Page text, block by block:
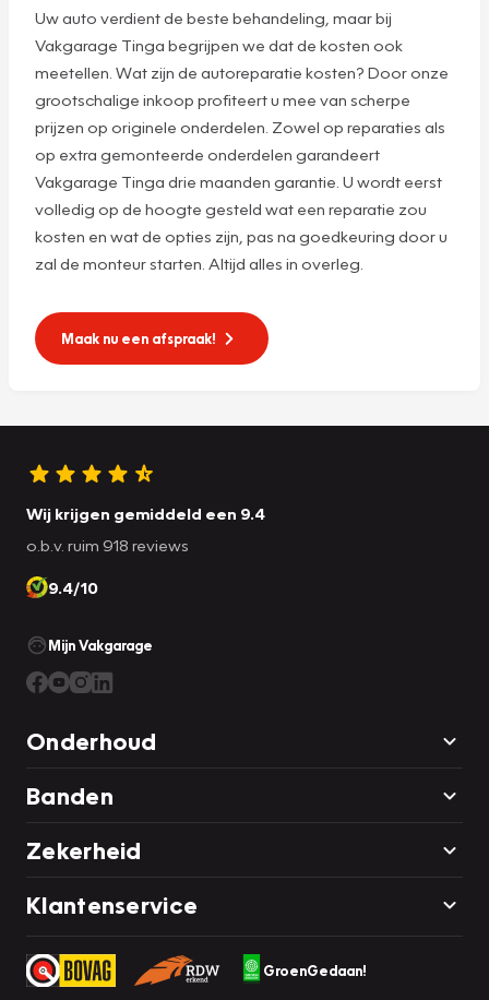
Uw auto verdient de beste behandeling, maar bij
Vakgarage Tinga begrijpen we dat de kosten ook
meetellen. Wat zijn de autoreparatie kosten? Door onze
grootschalige inkoop profiteert u mee van scherpe
prijzen op originele onderdelen. Zowel op reparaties als
op extra gemonteerde onderdelen garandeert
Vakgarage Tinga drie maanden garantie. U wordt eerst
volledig op de hoogte gesteld wat een reparatie zou
kosten en wat de opties zijn, pas na goedkeuring door u
zal de monteur starten. Altijd alles in overleg.
Maak nu een afspraak!
Wij krijgen gemiddeld een 9.4
o.b.v. ruim 918 reviews
9.4/10
Mijn Vakgarage
Onderhoud
Banden
Zekerheid
Klantenservice
GroenGedaan!